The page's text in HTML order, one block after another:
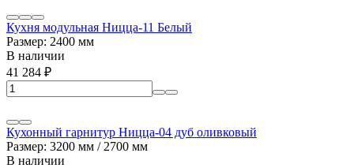
Кухня модульная Ницца-11 Белый
Размер: 2400 мм
В наличии
41 284 ₽
Кухонный гарнитур Ницца-04 дуб оливковый
Размер: 3200 мм / 2700 мм
В наличии